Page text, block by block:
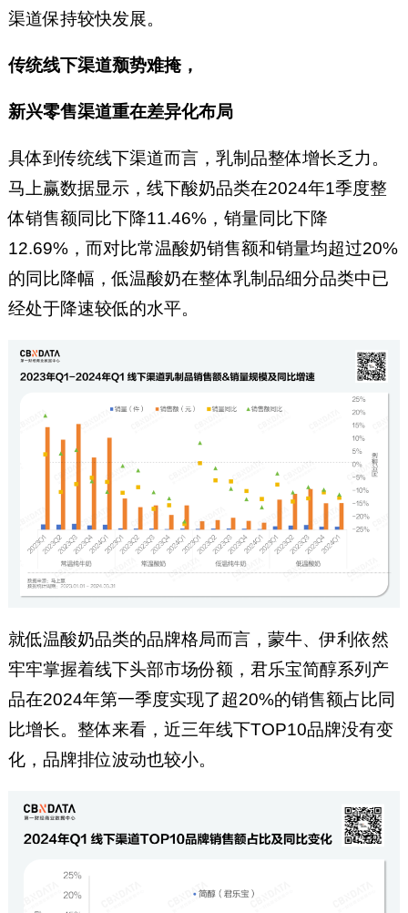
渠道保持较快发展。
传统线下渠道颓势难掩，
新兴零售渠道重在差异化布局
具体到传统线下渠道而言，乳制品整体增长乏力。
马上赢数据显示，线下酸奶品类在2024年1季度整
体销售额同比下降11.46%，销量同比下降
12.69%，而对比常温酸奶销售额和销量均超过20%
的同比降幅，低温酸奶在整体乳制品细分品类中已
经处于降速较低的水平。
就低温酸奶品类的品牌格局而言，蒙牛、伊利依然
牢牢掌握着线下头部市场份额，君乐宝简醇系列产
品在2024年第一季度实现了超20%的销售额占比同
比增长。整体来看，近三年线下TOP10品牌没有变
化，品牌排位波动也较小。